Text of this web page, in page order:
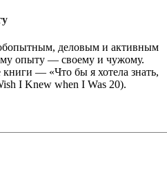
деловым и активным
опыту — своему и чужому.
— «Что бы я хотела знать,
I Knew when I Was 20).